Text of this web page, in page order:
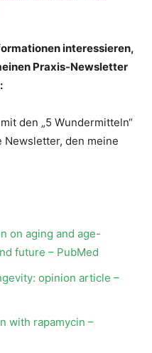
interessieren,
Praxis-Newsletter
den „5 Wundermitteln“
den meine
on aging and age-
future – PubMed
opinion article –
rapamycin –